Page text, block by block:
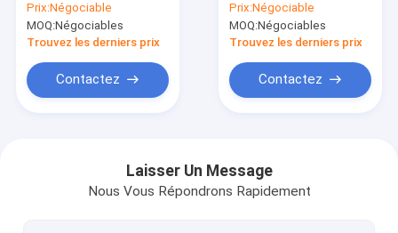
Demande de soumission
décoration de cercueil
Poignées en plastique de cercueil
Croix Coffre
accessoires
OEM/ODM Service
Prix:Négociable
MOQ:Négociables
Trouvez les derniers prix
Contactez
cercueil Croix PP
Matériau recyclé
Exquis modèle PJ-01
Prix:Négociable
MOQ:Négociables
Trouvez les derniers prix
Contactez
Laisser Un Message
Nous Vous Répondrons Rapidement